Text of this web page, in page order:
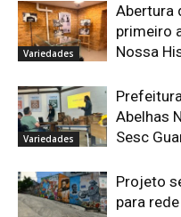
Variedades
Abertura
primeiro
Nossa
Variedades
Abelhas
Sesc
Projeto
para